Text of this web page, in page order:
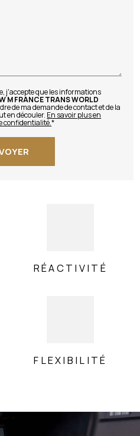
j'accepte que les informations
M FRANCE TRANS WORLD
de ma demande de contact et de la
en découler. En savoir plus en
confidentialité.*
RÉACTIVITÉ
FLEXIBILITÉ